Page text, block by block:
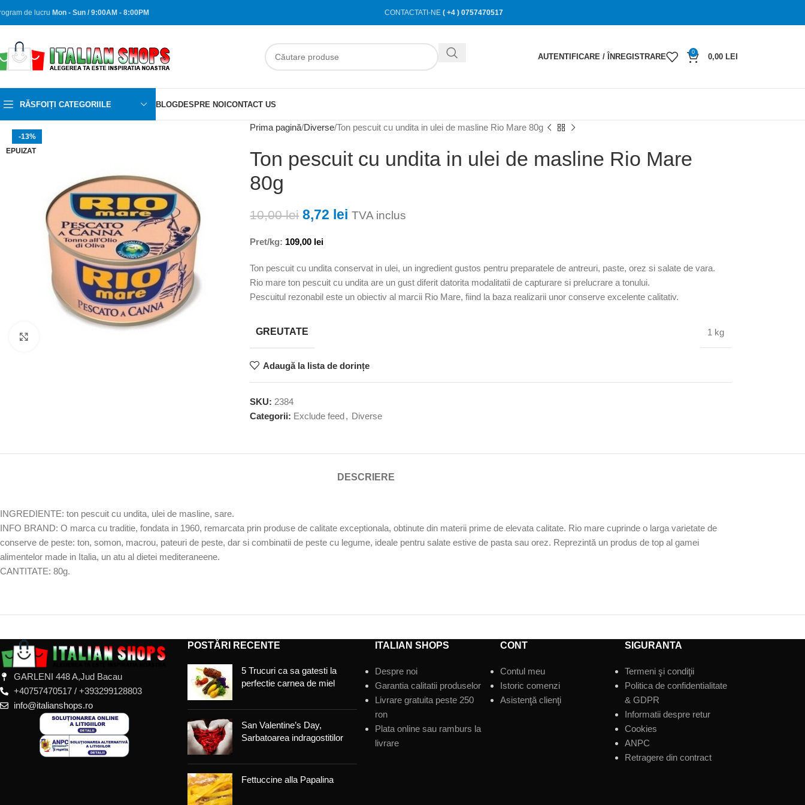
de lucru Mon - Sun / 9:00AM - 8:00PM CONTACTATI-NE ( +4 ) 0757470517
AUTENTIFICARE / ÎNREGISTRARE
0
0,00 LEI
RĂSFOIȚI CATEGORIILE BLOGDESPRE NOICONTACT US
-13%
EPUIZAT
Prima pagină Diverse Ton pescuit cu undita in ulei de masline Rio Mare 80g
Ton pescuit cu undita in ulei de masline Rio Mare
80g
10,00lei 8,72 lei TVA inclus
Pret/kg: 109,00 lei
Ton pescuit cu undita conservat in ulei, un ingredient gustos pentru preparatele de antreuri, paste, orez si salate de vara.
Rio mare ton pescuit cu undita are un gust diferit datorita modalitatii de capturare si prelucrare a tonului.
Pescuitul rezonabil este un obiectiv al marcii Rio Mare, fiind la baza realizarii unor conserve excelente calitativ.
GREUTATE 1 kg
Adaugă la lista de dorințe
SKU: 2384
Categorii: Exclude feed, Diverse
DESCRIERE
INGREDIENTE: ton pescuit cu undita, ulei de masline, sare.
INFO BRAND: O marca cu traditie, fondata in 1960, remarcata prin produse de calitate exceptionala, obtinute din materii prime de elevata calitate. Rio mare cuprinde o larga varietate de
conserve de peste: ton, somon, macrou, pateuri de peste, dar si combinatii de peste cu legume, ideale pentru salate estive de pasta sau orez. Reprezintă un produs de top al gamei
alimentelor made in Italia, un atu al dietei mediteraneene.
CANTITATE: 80g.
GARLENI 448 A,Jud Bacau
+40757470517 / +393299128803
info@italianshops.ro
POSTĂRI RECENTE
5 Trucuri ca sa gatesti la
perfectie carnea de miel
San Valentine’s Day,
Sarbatoarea indragostitilor
Fettuccine alla Papalina
ITALIAN SHOPS
Despre noi
Garantia calitatii produselor
Livrare gratuita peste 250
ron
Plata online sau ramburs la
livrare
CONT
Contul meu
Istoric comenzi
Asistenţă clienţi
SIGURANTA
Termeni şi condiţii
Politica de confidentialitate
& GDPR
Informatii despre retur
Cookies
ANPC
Retragere din contract